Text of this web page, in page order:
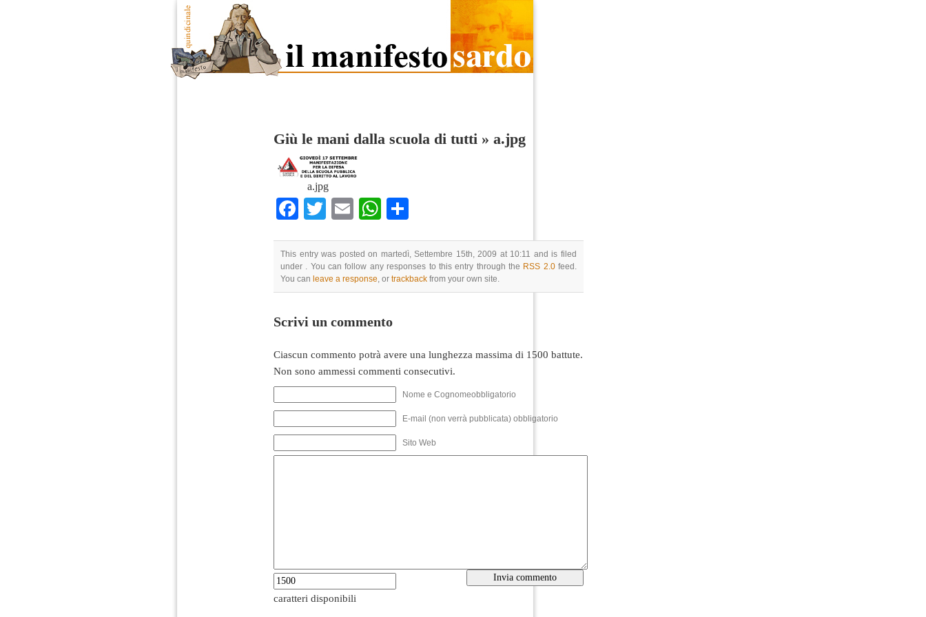
Giù le mani dalla scuola di tutti » a.jpg
a.jpg
Facebook
TwitterEmailWhatsApp
This entry was posted on martedì, Settembre 15th, 2009 at 10:11 and is filed
under . You can follow any responses to this entry through the RSS 2.0feed.
You can leave a response, or trackback from your own site.
Scrivi un commento
Ciascun commento potrà avere una lunghezza massima di 1500 battute.
Non sono ammessi commenti consecutivi.
Nome e Cognomeobbligatorio
E-mail (non verrà pubblicata) obbligatorio
Sito Web
caratteri disponibili